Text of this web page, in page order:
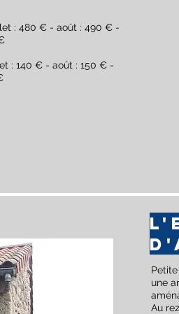
: 480 € - août : 490 € -
: 140 € - août : 150 € -
une
Au